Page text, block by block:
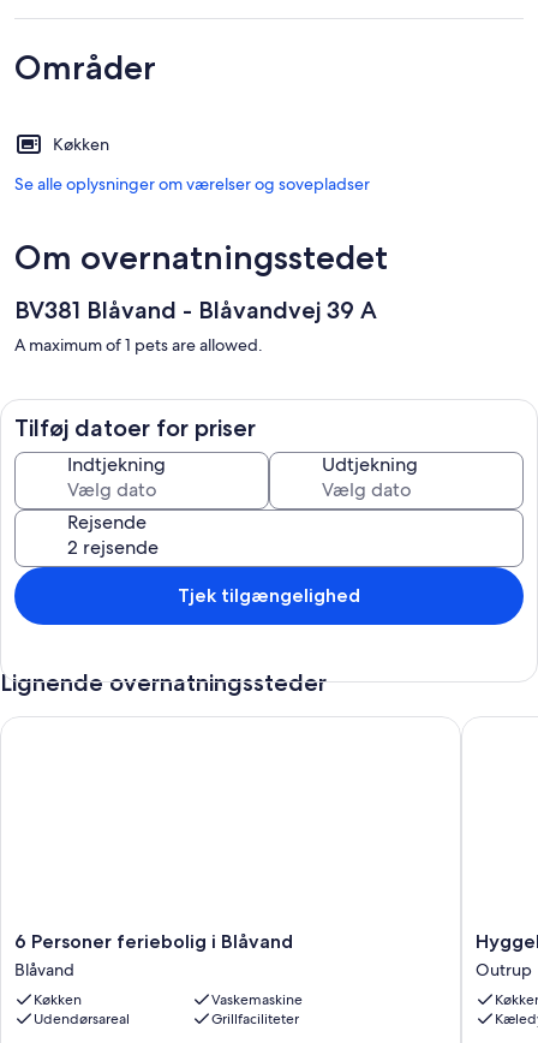
Områder
Køkken
Se alle oplysninger om værelser og sovepladser
Om overnatningsstedet
BV381 Blåvand - Blåvandvej 39 A
A maximum of 1 pets are allowed.
Tilføj datoer for priser
Indtjekning Udtjekning
Rejsende
Tjek tilgængelighed
Lignende overnatningssteder
6
Personer
feriebolig
Blåvand
6 Personer feriebolig i Blåvand
Blåvand
Køkken
Vaskemaskine
Udendørsareal
Grillfaciliteter
6 Personer feriebolig i Blåvand
lejlighed
Outrup
med
Outrup